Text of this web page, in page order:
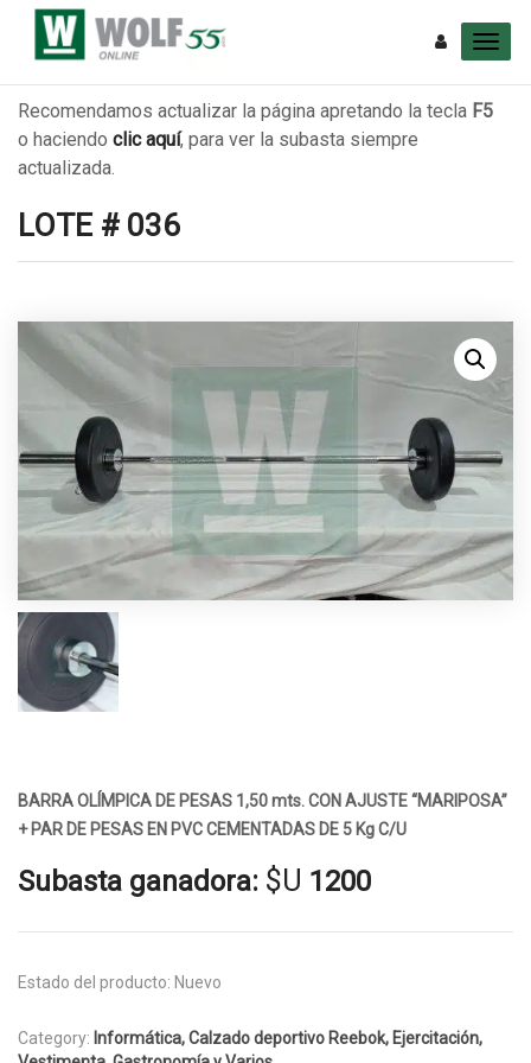
Recomendamos actualizar la página apretando la tecla F5
o haciendo clic aquí, para ver la subasta siempre
actualizada.
LOTE # 036
BARRA OLÍMPICA DE PESAS 1,50 mts. CON AJUSTE “MARIPOSA”
+ PAR DE PESAS EN PVC CEMENTADAS DE 5 Kg C/U
Subasta ganadora: $U 1200
Estado del producto: Nuevo
Category: Informática, Calzado deportivo Reebok, Ejercitación,